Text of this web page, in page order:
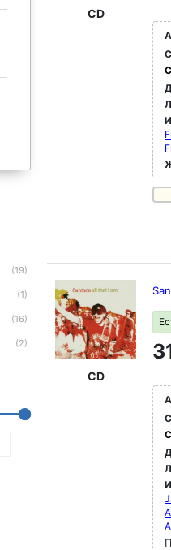
(19)
(1)
(16)
(2)
CD
CD